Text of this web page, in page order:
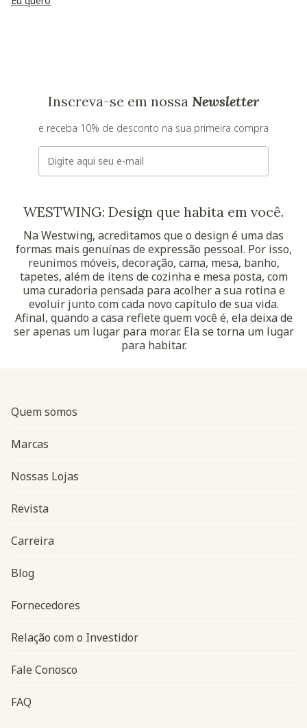
Inscreva-se em nossa Newsletter
e receba 10% de desconto na sua primeira compra
E-mail
WESTWING: Design que habita em você.
Na Westwing, acreditamos que o design é uma das
formas mais genuínas de expressão pessoal. Por isso,
reunimos móveis, decoração, cama, mesa, banho,
tapetes, além de itens de cozinha e mesa posta, com
uma curadoria pensada para acolher a sua rotina e
evoluir junto com cada novo capítulo de sua vida.
Afinal, quando a casa reflete quem você é, ela deixa de
ser apenas um lugar para morar. Ela se torna um lugar
para habitar.
Navegação do rodapé
Quem somos
Marcas
Nossas Lojas
Revista
Carreira
Blog
Fornecedores
Relação com o Investidor
Fale Conosco
FAQ